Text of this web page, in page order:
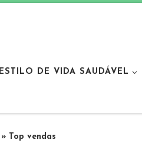
ESTILO DE VIDA SAUDÁVEL
» Top vendas